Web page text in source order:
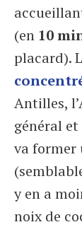
(en 10
placard).
Antilles,
général
va former
y en a
noix de